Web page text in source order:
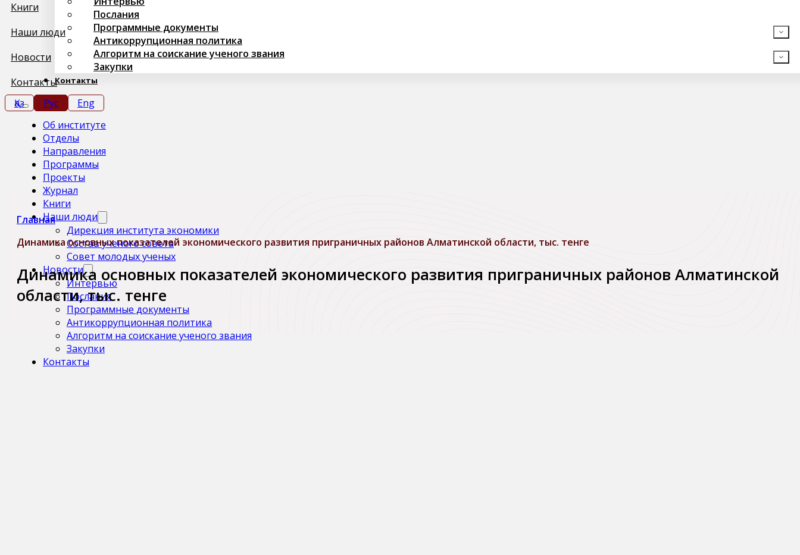
Послания
Программные документы
Антикоррупционная политика
Алгоритм на соискание ученого звания
Закупки
Контакты
Об институте
Отделы
Направления
Программы
Проекты
Журнал
Книги
Наши люди
Дирекция института экономики
Состав ученого совета
Совет молодых ученых
Новости
Интервью
Послания
Программные документы
Антикоррупционная политика
Алгоритм на соискание ученого звания
Закупки
Контакты
Книги
Наши люди
Новости
Контакты
Қаз
Рус Eng
Главная
Динамика основных показателей экономического развития приграничных районов Алматинской области, тыс. тенге
Динамика основных показателей экономического развития приграничных районов Алматинской
области, тыс. тенге